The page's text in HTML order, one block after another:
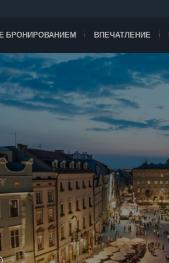
БРОНИРОВАНИЕМ ВПЕЧАТЛЕНИЕ